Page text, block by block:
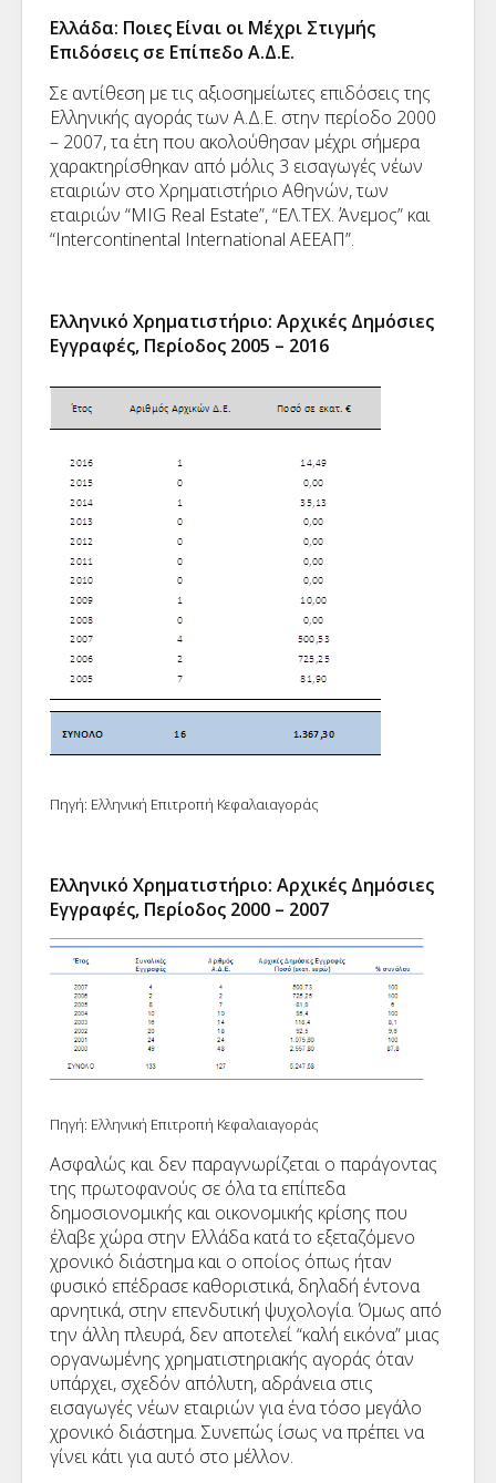
Ελλάδα: Ποιες Είναι οι Μέχρι Στιγμής
Επιδόσεις σε Επίπεδο Α.Δ.Ε.
Σε αντίθεση με τις αξιοσημείωτες επιδόσεις της
Ελληνικής αγοράς των Α.Δ.Ε. στην περίοδο 2000
– 2007, τα έτη που ακολούθησαν μέχρι σήμερα
χαρακτηρίσθηκαν από μόλις 3 εισαγωγές νέων
εταιριών στο Χρηματιστήριο Αθηνών, των
εταιριών “MIG Real Estate”, “ΕΛ.ΤΕΧ. Άνεμος” και
“Intercontinental International AEEAΠ”.
Ελληνικό Χρηματιστήριο: Αρχικές Δημόσιες
Εγγραφές, Περίοδος 2005 – 2016
Πηγή: Ελληνική Επιτροπή Κεφαλαιαγοράς
Ελληνικό Χρηματιστήριο: Αρχικές Δημόσιες
Εγγραφές, Περίοδος 2000 – 2007
Πηγή: Ελληνική Επιτροπή Κεφαλαιαγοράς
Ασφαλώς και δεν παραγνωρίζεται ο παράγοντας
της πρωτοφανούς σε όλα τα επίπεδα
δημοσιονομικής και οικονομικής κρίσης που
έλαβε χώρα στην Ελλάδα κατά το εξεταζόμενο
χρονικό διάστημα και ο οποίος όπως ήταν
φυσικό επέδρασε καθοριστικά, δηλαδή έντονα
αρνητικά, στην επενδυτική ψυχολογία. Όμως από
την άλλη πλευρά, δεν αποτελεί “καλή εικόνα” μιας
οργανωμένης χρηματιστηριακής αγοράς όταν
υπάρχει, σχεδόν απόλυτη, αδράνεια στις
εισαγωγές νέων εταιριών για ένα τόσο μεγάλο
χρονικό διάστημα. Συνεπώς ίσως να πρέπει να
γίνει κάτι για αυτό στο μέλλον.